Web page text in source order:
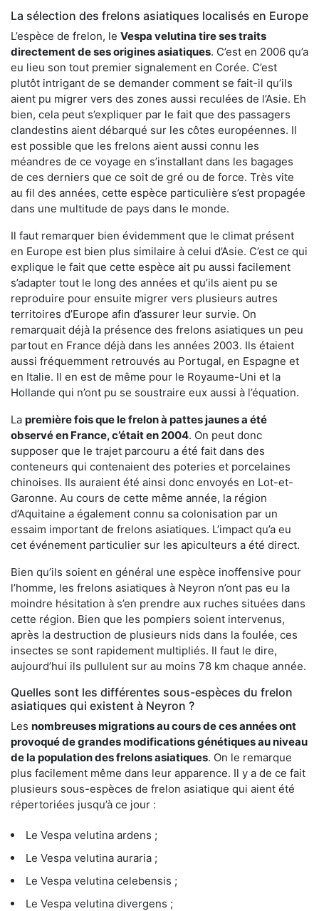
La sélection des frelons asiatiques localisés en Europe
L’espèce de frelon, le Vespa velutina tire ses traits
directement de ses origines asiatiques. C’est en 2006 qu’a
eu lieu son tout premier signalement en Corée. C’est
plutôt intrigant de se demander comment se fait-il qu’ils
aient pu migrer vers des zones aussi reculées de l’Asie. Eh
bien, cela peut s’expliquer par le fait que des passagers
clandestins aient débarqué sur les côtes européennes. Il
est possible que les frelons aient aussi connu les
méandres de ce voyage en s’installant dans les bagages
de ces derniers que ce soit de gré ou de force. Très vite
au fil des années, cette espèce particulière s’est propagée
dans une multitude de pays dans le monde.
Il faut remarquer bien évidemment que le climat présent
en Europe est bien plus similaire à celui d’Asie. C’est ce qui
explique le fait que cette espèce ait pu aussi facilement
s’adapter tout le long des années et qu’ils aient pu se
reproduire pour ensuite migrer vers plusieurs autres
territoires d’Europe afin d’assurer leur survie. On
remarquait déjà la présence des frelons asiatiques un peu
partout en France déjà dans les années 2003. Ils étaient
aussi fréquemment retrouvés au Portugal, en Espagne et
en Italie. Il en est de même pour le Royaume-Uni et la
Hollande qui n’ont pu se soustraire eux aussi à l’équation.
La première fois que le frelon à pattes jaunes a été
observé en France, c’était en 2004. On peut donc
supposer que le trajet parcouru a été fait dans des
conteneurs qui contenaient des poteries et porcelaines
chinoises. Ils auraient été ainsi donc envoyés en Lot-et-
Garonne. Au cours de cette même année, la région
d’Aquitaine a également connu sa colonisation par un
essaim important de frelons asiatiques. L’impact qu’a eu
cet événement particulier sur les apiculteurs a été direct.
Bien qu’ils soient en général une espèce inoffensive pour
l’homme, les frelons asiatiques à Neyron n’ont pas eu la
moindre hésitation à s’en prendre aux ruches situées dans
cette région. Bien que les pompiers soient intervenus,
après la destruction de plusieurs nids dans la foulée, ces
insectes se sont rapidement multipliés. Il faut le dire,
aujourd’hui ils pullulent sur au moins 78 km chaque année.
Quelles sont les différentes sous-espèces du frelon
asiatiques qui existent à Neyron ?
Les nombreuses migrations au cours de ces années ont
provoqué de grandes modifications génétiques au niveau
de la population des frelons asiatiques. On le remarque
plus facilement même dans leur apparence. Il y a de ce fait
plusieurs sous-espèces de frelon asiatique qui aient été
répertoriées jusqu’à ce jour :
Le Vespa velutina ardens ;
Le Vespa velutina auraria ;
Le Vespa velutina celebensis ;
Le Vespa velutina divergens ;